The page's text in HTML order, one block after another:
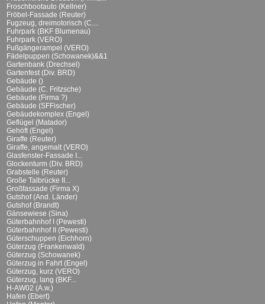
Froschbootauto (Kellner)
Fröbel-Fassade (Reuter)
Fugzeug, dreimotorisch (C....
Fuhrpark (BKF Blumenau)
Fuhrpark (VERO)
Fußgängerampel (VERO)
Fädelpuppen (Schowanek)&&1
Gartenbank (Drechsel)
Gartenfest (Div. BRD)
Gebäude ()
Gebäude (C. Fritzsche)
Gebäude (Firma ?)
Gebäude (SFFischer)
Gebäudekomplex (Engel)
Geflügel (Matador)
Gehöft (Engel)
Giraffe (Reuter)
Giraffe, angemalt (VERO)
Glasfenster-Fassade I...
Glockenturm (Div. BRD)
Grabstelle (Reuter)
Große Talbrücke II...
Großfassade (Firma X)
Gutshof (And. Länder)
Gutshof (Brandt)
Gänsewiese (Sina)
Güterbahnhof I (Pewesti)
Güterbahnhof II (Pewesti)
Güterschuppen (Eichhorn)
Güterzug (Frankenwald)
Güterzug (Schowanek)
Güterzug in Fahrt (Engel)
Güterzug, kurz (VERO)
Güterzug, lang (BKF...
H-AW02 (A.w.)
Hafen (Ebert)